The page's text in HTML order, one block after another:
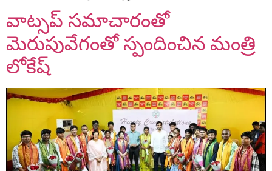
వాట్సప్ సమాచారంతో
మెరుపువేగంతో స్పందించిన మంత్రి
లోకేష్